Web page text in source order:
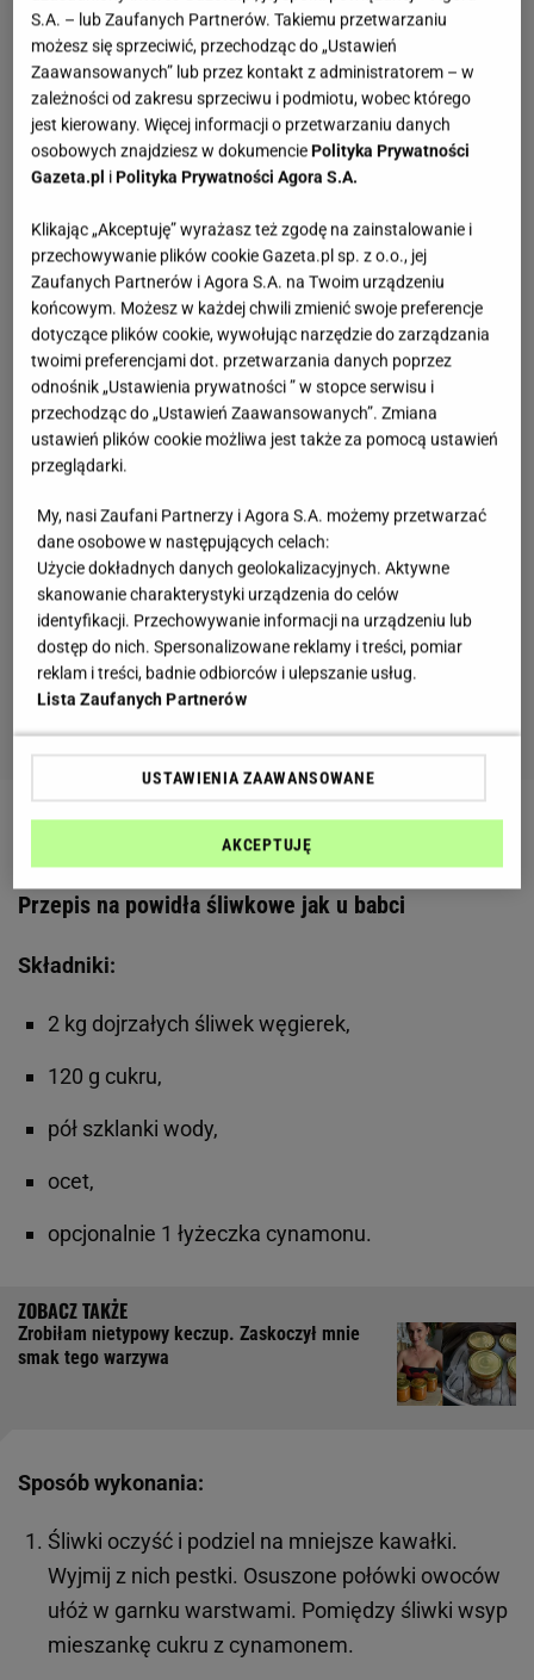
Najlepsze triki. zobacz nasze wideo
Przepis na powidła śliwkowe jak u babci
Składniki:
2 kg dojrzałych śliwek węgierek,
120 g cukru,
pół szklanki wody,
ocet,
opcjonalnie 1 łyżeczka cynamonu.
Zrobiłam nietypowy keczup. Zaskoczył mnie
smak tego warzywa
Sposób wykonania:
Śliwki oczyść i podziel na mniejsze kawałki.
Wyjmij z nich pestki. Osuszone połówki owoców
ułóż w garnku warstwami. Pomiędzy śliwki wsyp
mieszankę cukru z cynamonem.
S.A. – lub Zaufanych Partnerów. Takiemu przetwarzaniu
możesz się sprzeciwić, przechodząc do „Ustawień
Zaawansowanych” lub przez kontakt z administratorem – w
zależności od zakresu sprzeciwu i podmiotu, wobec którego
jest kierowany. Więcej informacji o przetwarzaniu danych
osobowych znajdziesz w dokumenciePolityka Prywatności
Gazeta.pl iPolityka Prywatności Agora S.A.
Klikając „Akceptuję” wyrażasz też zgodę na zainstalowanie i
przechowywanie plików cookie Gazeta.pl sp. z o.o., jej
Zaufanych Partnerów i Agora S.A. na Twoim urządzeniu
końcowym. Możesz w każdej chwili zmienić swoje preferencje
dotyczące plików cookie, wywołując narzędzie do zarządzania
twoimi preferencjami dot. przetwarzania danych poprzez
odnośnik „Ustawienia prywatności ” w stopce serwisu i
przechodząc do „Ustawień Zaawansowanych”. Zmiana
ustawień plików cookie możliwa jest także za pomocą ustawień
przeglądarki.
My, nasi Zaufani Partnerzy i Agora S.A. możemy przetwarzać
dane osobowe w następujących celach:
Użycie dokładnych danych geolokalizacyjnych. Aktywne
skanowanie charakterystyki urządzenia do celów
identyfikacji. Przechowywanie informacji na urządzeniu lub
dostęp do nich. Spersonalizowane reklamy i treści, pomiar
reklam i treści, badnie odbiorców i ulepszanie usług.
Lista Zaufanych Partnerów
USTAWIENIA ZAAWANSOWANE
AKCEPTUJĘ